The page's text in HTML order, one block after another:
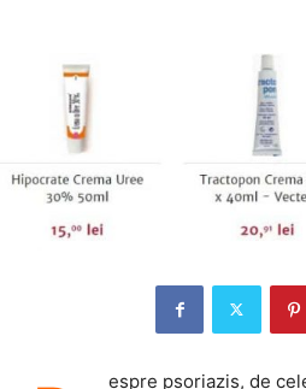
espre psoriazis, de